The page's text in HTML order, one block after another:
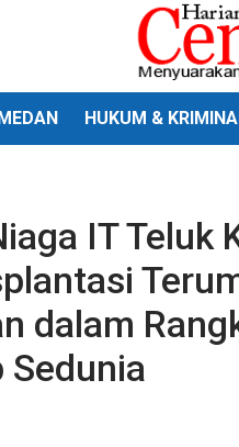
HUKUM &
IT Teluk
dalam
Sedunia